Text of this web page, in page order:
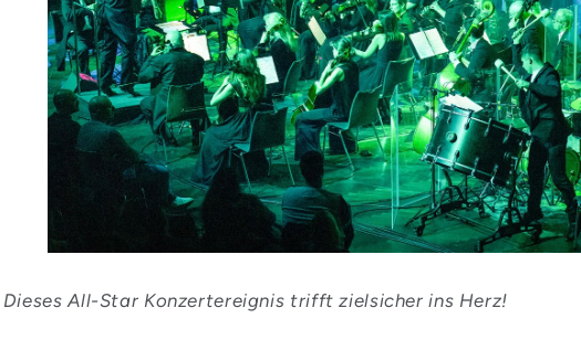
Dieses All-Star Konzertereignis trifft zielsicher ins Herz!